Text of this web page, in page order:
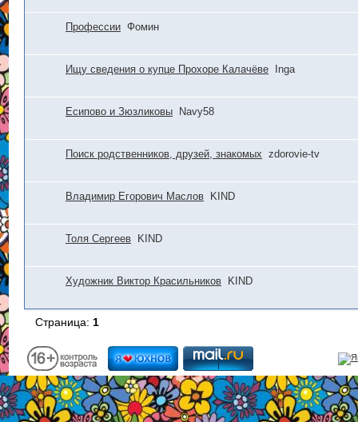
Профессии Фомин
Ищу сведения о купце Прохоре Калачёве Inga
Есипово и Зюзликовы Navy58
Поиск родственников, друзей, знакомых zdorovie-tv
Владимир Егорович Маслов KIND
Толя Сергеев KIND
Художник Виктор Красильников KIND
Страница: 1